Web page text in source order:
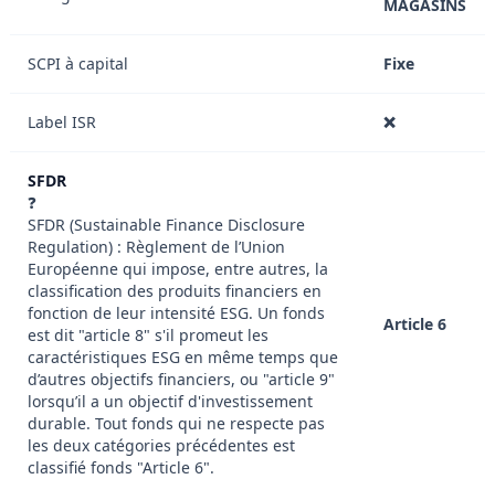
MAGASINS
SCPI à capital Fixe
Label ISR ❌
SFDR
❓
SFDR (Sustainable Finance Disclosure
Regulation) : Règlement de l’Union
Européenne qui impose, entre autres, la
classification des produits financiers en
fonction de leur intensité ESG. Un fonds
est dit "article 8" s'il promeut les
caractéristiques ESG en même temps que
d’autres objectifs financiers, ou "article 9"
lorsqu’il a un objectif d'investissement
durable. Tout fonds qui ne respecte pas
les deux catégories précédentes est
classifié fonds "Article 6".
Article 6